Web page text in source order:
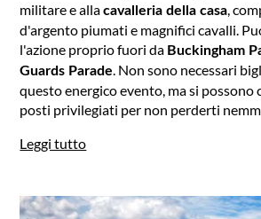
militare e allacavalleria della casa,
d'argento piumati e magnifici cavalli.
l'azione proprio fuori da Buckingham
Guards Parade. Non sono necessari
questo energico evento, ma si possono
posti privilegiati per non perderti
Leggi tutto